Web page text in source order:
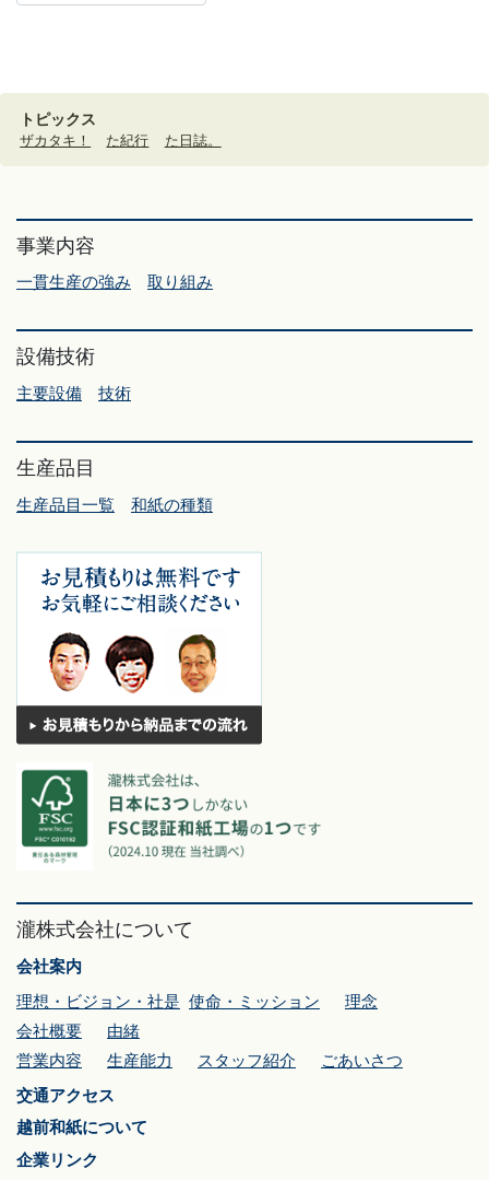
トピックス
ザカタキ！ た紀行 た日誌。
事業内容
一貫生産の強み 取り組み
設備技術
主要設備 技術
生産品目
生産品目一覧 和紙の種類
瀧株式会社について
会社案内
理想・ビジョン・社是 使命・ミッション
理念
会社概要
由緒
営業内容
生産能力 スタッフ紹介
ごあいさつ
交通アクセス
越前和紙について
企業リンク